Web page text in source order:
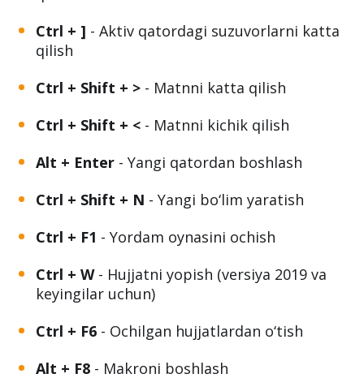
Ctrl + ] - Aktiv qatordagi suzuvorlarni katta
qilish
Ctrl + Shift + > - Matnni katta qilish
Ctrl + Shift + < - Matnni kichik qilish
Alt + Enter - Yangi qatordan boshlash
Ctrl + Shift + N - Yangi bo‘lim yaratish
Ctrl + F1 - Yordam oynasini ochish
Ctrl + W- Hujjatni yopish (versiya 2019 va
keyingilar uchun)
Ctrl + F6 - Ochilgan hujjatlardan o‘tish
Alt + F8 - Makroni boshlash